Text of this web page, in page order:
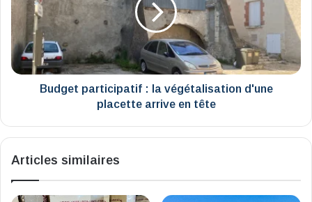
végétalisation
d'une
placette
arrive
en
Budget participatif : la végétalisation d'une
placette arrive en tête
Articles similaires